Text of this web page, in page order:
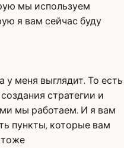
мы используем
я вам сейчас буду
меня выглядит. То есть
стратегии и
мы работаем. И я вам
пункты, которые вам
тоже